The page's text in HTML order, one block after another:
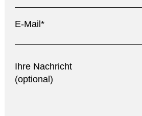
E-Mail*
Ihre Nachricht
(optional)